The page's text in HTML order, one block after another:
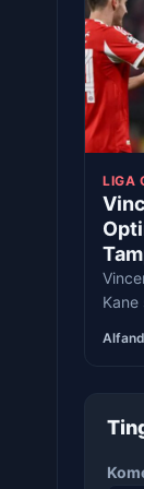
LIGA
Kane